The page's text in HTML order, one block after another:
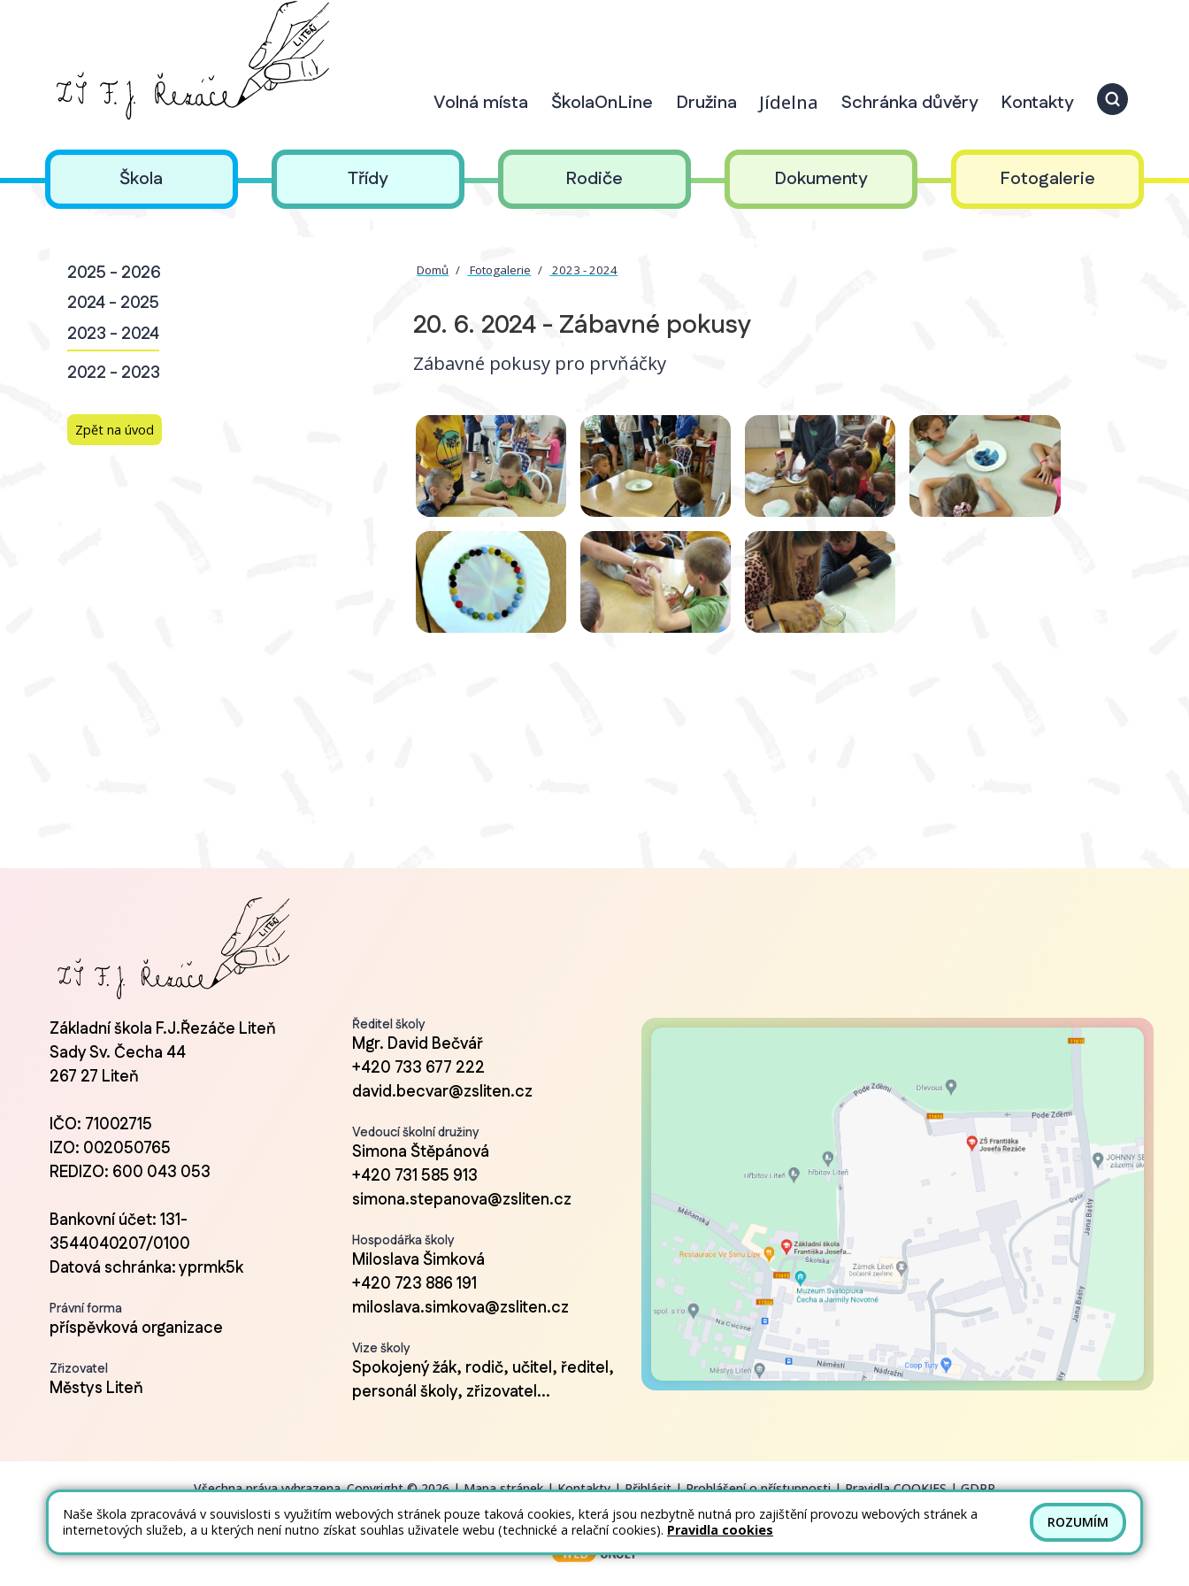
Volná místa ŠkolaOnLine Družina Jídelna Schránka důvěry Kontakty
Škola Třídy Rodiče Dokumenty Fotogalerie
2025 - 2026
2024 - 2025
2023 - 2024
2022 - 2023
Zpět na úvod
Domů Fotogalerie 2023 - 2024
20. 6. 2024 - Zábavné pokusy
Zábavné pokusy pro prvňáčky
Základní škola F.J.Řezáče Liteň
Sady Sv. Čecha 44
267 27 Liteň
IČO: 71002715
IZO: 002050765
REDIZO: 600 043 053
Bankovní účet: 131-
3544040207/0100
Datová schránka: yprmk5k
Právní forma
příspěvková organizace
Zřizovatel
Městys Liteň
Ředitel školy
Mgr. David Bečvář
+420 733 677 222
david.becvar@zsliten.cz
Vedoucí školní družiny
Simona Štěpánová
+420 731 585 913
simona.stepanova@zsliten.cz
Hospodářka školy
Miloslava Šimková
+420 723 886 191
miloslava.simkova@zsliten.cz
Vize školy
Spokojený žák, rodič, učitel, ředitel,
personál školy, zřizovatel...
Všechna práva vyhrazena. Copyright © 2026 |Mapa stránek|Kontakty|Přihlásit|Prohlášení o přístupnosti|Pravidla COOKIES|GDPR
Naše škola zpracovává v souvislosti s využitím webových stránek pouze taková cookies, která jsou nezbytně nutná pro zajištění provozu webových stránek a
internetových služeb, a u kterých není nutno získat souhlas uživatele webu (technické a relační cookies). Pravidla cookies ROZUMÍM